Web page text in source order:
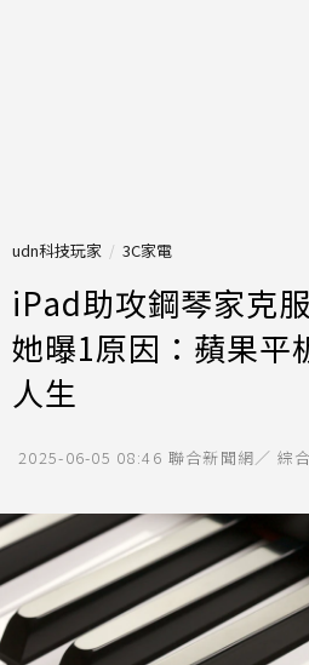
udn科技玩家 3C家電
iPad助攻鋼琴家克
她曝1原因：蘋果平
人生
2025-06-05 08:46 聯合新聞網／ 綜